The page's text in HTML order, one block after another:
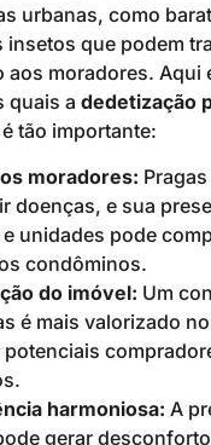
urbanas, como
insetos que podem
aos moradores. Aqui
quais a dedetização
é tão importante:
moradores:
doenças, e sua
unidades pode
condôminos.
do imóvel: Um
é mais valorizado
harmoniosa: A
gerar